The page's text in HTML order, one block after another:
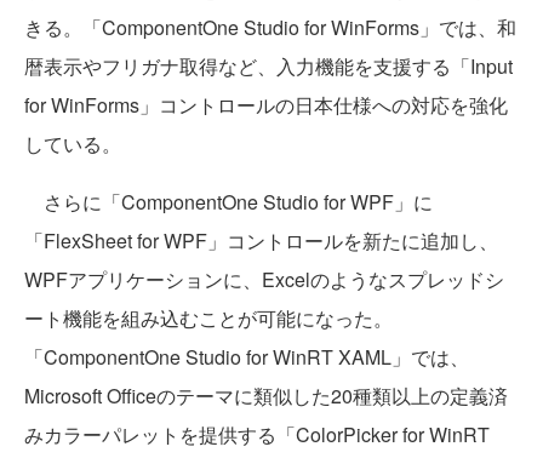
きる。「ComponentOne Studio for WinForms」では、和
暦表示やフリガナ取得など、入力機能を支援する「Input
for WinForms」コントロールの日本仕様への対応を強化
している。
さらに「ComponentOne Studio for WPF」に
「FlexSheet for WPF」コントロールを新たに追加し、
WPFアプリケーションに、Excelのようなスプレッドシ
ート機能を組み込むことが可能になった。
「ComponentOne Studio for WinRT XAML」では、
Microsoft Officeのテーマに類似した20種類以上の定義済
みカラーパレットを提供する「ColorPicker for WinRT